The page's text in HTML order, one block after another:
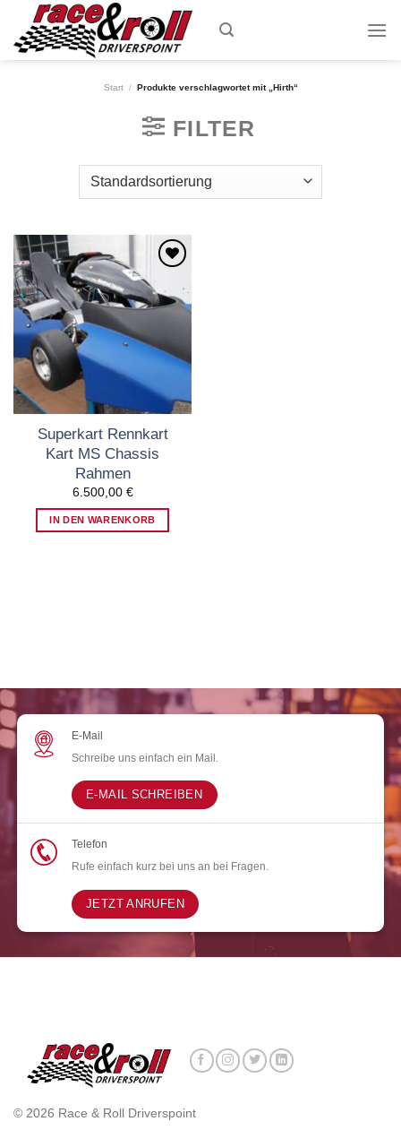
content
Start / Produkte verschlagwortet mit „Hirth“
FILTER
Zum
Wunschzettel
hinzufügen
Superkart Rennkart
Kart MS Chassis
Rahmen
6.500,00 €
IN DEN WARENKORB
E-Mail
Schreibe uns einfach ein Mail.
E-MAIL SCHREIBEN
Telefon
Rufe einfach kurz bei uns an bei Fragen.
JETZT ANRUFEN
© 2026 Race & Roll Driverspoint